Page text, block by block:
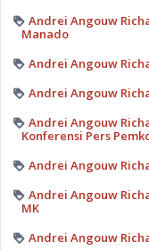
Andrei Angouw
Manado
Andrei Angouw
Andrei Angouw
Andrei Angouw
Konferensi Pers
Andrei Angouw
Andrei Angouw
MK
Andrei Angouw